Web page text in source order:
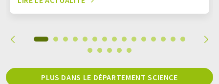
PLUS DANS LE DÉPARTEMENT SCIENCE